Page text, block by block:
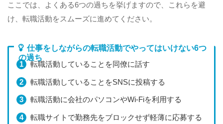
ここでは、よくある6つの過ちを挙げますので、これらを避
け、転職活動をスムーズに進めてください。
仕事をしながらの転職活動でやってはいけない6つ
の過ち
転職活動していることを同僚に話す
転職活動していることをSNSに投稿する
転職活動に会社のパソコンやWi-Fiを利用する
転職サイトで勤務先をブロックせず軽薄に応募する